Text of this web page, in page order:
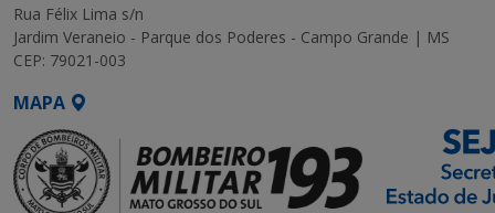
Rua Félix Lima s/n
Jardim Veraneio - Parque dos Poderes - Campo Grande | MS
CEP: 79021-003
MAPA